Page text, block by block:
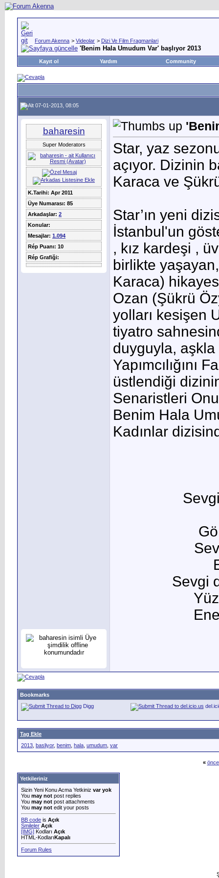
Forum Akenna > Videolar > Dizi Ve Film Fragmanlari
'Benim Hala Umudum Var' başlıyor 2013
Kayıt ol Yardım Community
07-01-2013, 08:05
baharesin
Super Moderators
K.Tarihi: Apr 2011
Üye Numarası: 85
Arkadaşlar: 2
Konular:
Mesajlar: 1.094
Rép Puanı: 10
Rép Grafiği:
Star, yaz
açıyor. Dizinin
Karaca ve
Star’ın yeni
İstanbul'un
, kız kardeşi ,
birlikte
Karaca)
Ozan (Şükrü
yolları kesişen
tiyatro
duyguyla, aşkla
Yapımcılığını
üstlendiği
Senaristleri
Benim Hala
Kadınlar
Sevgi
Bookmarks
Digg
Tag Ekle
2013 basliyor, benim hala umudum var
«
Yetkileriniz
Sizin Yeni Konu Acma Yetkiniz var yok
You may not post replies
You may not post attachments
You may not edit your posts
BB code is Açık
Smileler Açık
[IMG] Kodları Açık
HTML-KodlarıKapalı
Forum Rules